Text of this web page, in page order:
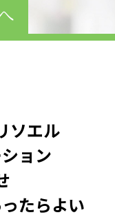
ソエル
ョン
たらよい